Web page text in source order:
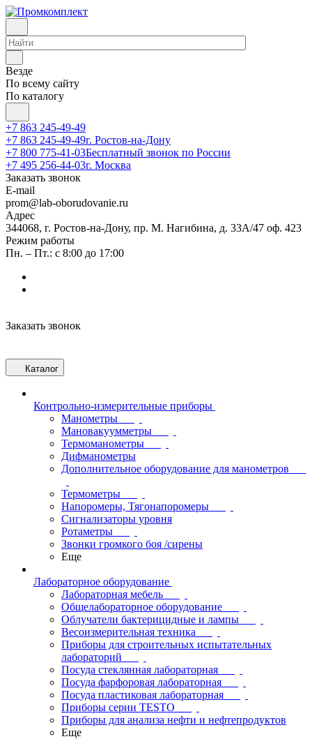
Везде
По всему сайту
По каталогу
+7 863 245-49-49
+7 863 245-49-49г. Ростов-на-Дону
+7 800 775-41-03Бесплатный звонок по России
+7 495 256-44-03г. Москва
Заказать звонок
E-mail
prom@lab-oborudovanie.ru
Адрес
344068, г. Ростов-на-Дону, пр. М. Нагибина, д. 33А/47 оф. 423
Режим работы
Пн. – Пт.: с 8:00 до 17:00
Заказать звонок
Каталог
Контрольно-измерительные приборы
Манометры
Мановакуумметры
Термоманометры
Дифманометры
Дополнительное оборудование для манометров
Термометры
Напоромеры, Тягонапоромеры
Сигнализаторы уровня
Ротаметры
Звонки громкого боя /сирены
Еще
Лабораторное оборудование
Лабораторная мебель
Общелабораторное оборудование
Облучатели бактерицидные и лампы
Весоизмерительная техника
Приборы для строительных испытательных
лабораторий
Посуда стеклянная лабораторная
Посуда фарфоровая лабораторная
Посуда пластиковая лабораторная
Приборы серии TESTO
Приборы для анализа нефти и нефтепродуктов
Еще